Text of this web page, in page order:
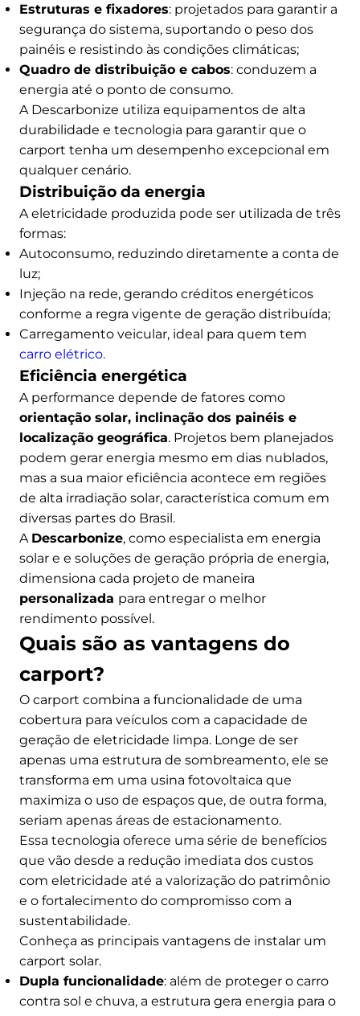
Estruturas e fixadores: projetados para garantir a
segurança do sistema, suportando o peso dos
painéis e resistindo às condições climáticas;
Quadro de distribuição e cabos: conduzem a
energia até o ponto de consumo.
A Descarbonize utiliza equipamentos de alta
durabilidade e tecnologia para garantir que o
carport tenha um desempenho excepcional em
qualquer cenário.
Distribuição da energia
A eletricidade produzida pode ser utilizada de três
formas:
Autoconsumo, reduzindo diretamente a conta de
luz;
Injeção na rede, gerando créditos energéticos
conforme a regra vigente de geração distribuída;
Carregamento veicular, ideal para quem tem
carro elétrico.
Eficiência energética
A performance depende de fatores como
orientação solar, inclinação dos painéis e
localização geográfica. Projetos bem planejados
podem gerar energia mesmo em dias nublados,
mas a sua maior eficiência acontece em regiões
de alta irradiação solar, característica comum em
diversas partes do Brasil.
A Descarbonize, como especialista em energia
solar e e soluções de geração própria de energia,
dimensiona cada projeto de maneira
personalizada para entregar o melhor
rendimento possível.
Quais são as vantagens do
carport?
O carport combina a funcionalidade de uma
cobertura para veículos com a capacidade de
geração de eletricidade limpa. Longe de ser
apenas uma estrutura de sombreamento, ele se
transforma em uma usina fotovoltaica que
maximiza o uso de espaços que, de outra forma,
seriam apenas áreas de estacionamento.
Essa tecnologia oferece uma série de benefícios
que vão desde a redução imediata dos custos
com eletricidade até a valorização do patrimônio
e o fortalecimento do compromisso com a
sustentabilidade.
Conheça as principais vantagens de instalar um
carport solar.
Dupla funcionalidade: além de proteger o carro
contra sol e chuva, a estrutura gera energia para o